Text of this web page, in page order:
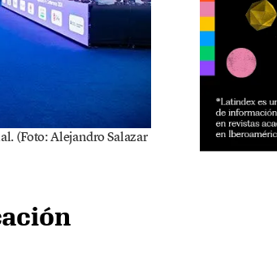
(Foto: Alejandro Salazar